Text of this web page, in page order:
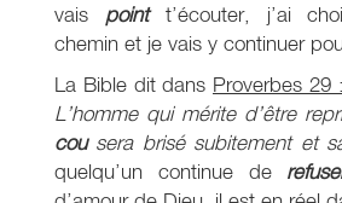
vais pointt’écouter, j’ai
chemin et je vais y continuer
La Bible dit dans Proverbes 29
L’homme qui mérite d’être
cousera brisé subitement et
quelqu’un continue de